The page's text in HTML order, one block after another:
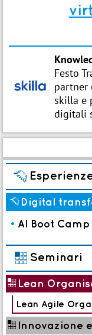
Festo
partner
skilla e
digitali
%
% Digital
• AI Boot
( Seminari
( Lean
Lean Agile
( Innovazione